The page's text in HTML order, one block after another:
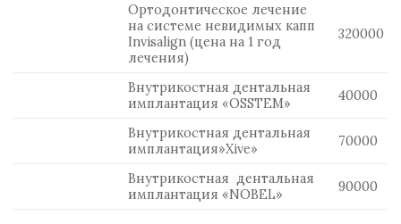
Ортодонтическое лечение
на системе невидимых капп
Invisalign (цена на 1 год
лечения)
320000
Внутрикостная дентальная
имплантация «OSSTEM»
40000
Внутрикостная дентальная
имплантация»Xive»
70000
Внутрикостная дентальная
имплантация «NOBEL»
90000